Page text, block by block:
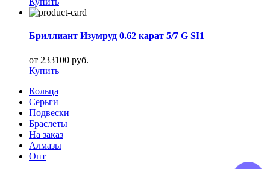
Бриллиант Изумруд 0.62 карат 5/7 G SI1
от 233100 руб.
Купить
Кольца
Серьги
Подвески
Браслеты
На заказ
Алмазы
Опт